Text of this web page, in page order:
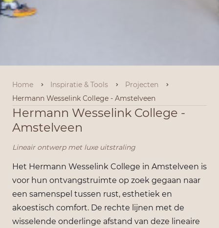
Home Inspiratie & Tools
Projecten
Hermann Wesselink College - Amstelveen
Hermann Wesselink College -
Amstelveen
Lineair ontwerp met luxe uitstraling
Het Hermann Wesselink College in Amstelveen is
voor hun ontvangstruimte op zoek gegaan naar
een samenspel tussen rust, esthetiek en
akoestisch comfort. De rechte lijnen met de
wisselende onderlinge afstand van deze lineaire